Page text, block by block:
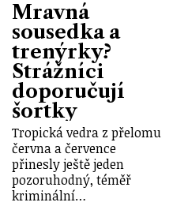
Mravná
sousedka a
trenýrky?
Strážníci
doporučují
šortky
Tropická vedra z přelomu
června a července
přinesly ještě jeden
pozoruhodný, téměř
kriminální…